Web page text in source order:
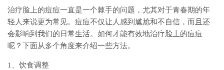
治疗脸上的痘痘一直是一个棘手的问题，尤其对于青春期的年
轻人来说更为常见。痘痘不仅让人感到尴尬和不自信，而且还
会影响到我们的日常生活。如何才能有效地治疗脸上的痘痘
呢？下面从多个角度来介绍一些方法。
1、饮食调整